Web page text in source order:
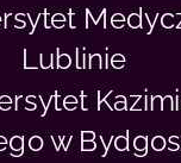
Lublinie
w